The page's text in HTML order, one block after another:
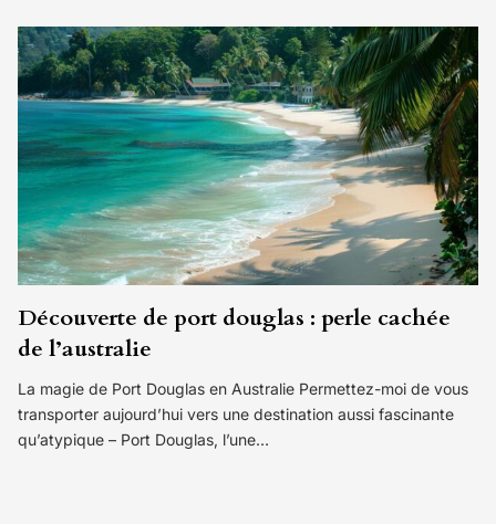
Découverte de port douglas : perle cachée
de l’australie
La magie de Port Douglas en Australie Permettez-moi de vous
transporter aujourd’hui vers une destination aussi fascinante
qu’atypique – Port Douglas, l’une…